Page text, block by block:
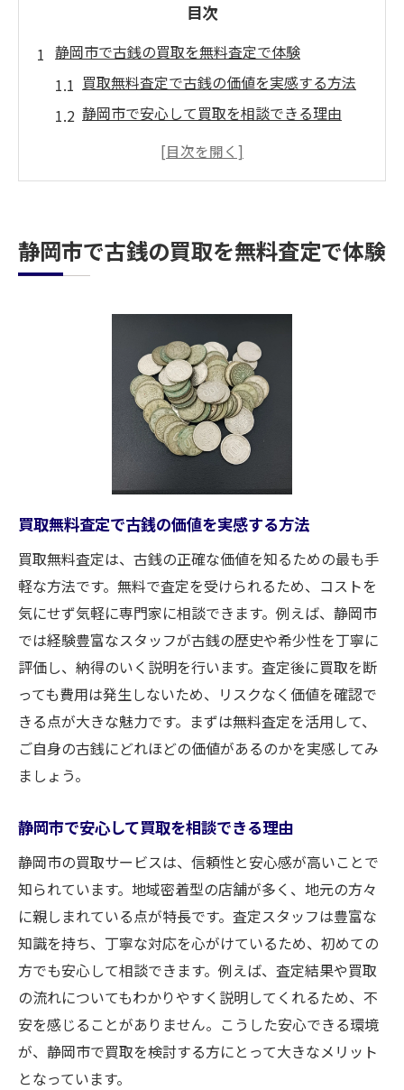
目次
静岡市で古銭の買取を無料査定で体験
買取無料査定で古銭の価値を実感する方法
静岡市で安心して買取を相談できる理由
初めての方も気軽な買取体験の流れ
古銭買取を成功させるコツと手順まとめ
古銭の価値が気になる方へ静岡市の買取活用法
静岡市で買取専門家に無料査定を依頼する
買取査定で分かる古銭の相場と評価基準
信頼できる買取店の選び方と活用法
査定無料なら古銭の買取も気軽に相談できる理
由
無料査定の買取でリスクなく相談できる仕
組み
古銭の買取が初めてでも安心できる理由
静岡市で人気の買取サービスの特徴とは
買取で納得できる査定に必要な準備
気軽に利用できる買取相談のメリット
ツ
大切な古銭を買取に出す前のポイント整理
買取査定時に伝えたい古銭の情報とは
静岡市で安心感のある買取サービスを選ぶ
秘訣
古銭の保存状態が買取査定に与える影響
買取で後悔しないための事前チェック項目
思い出の古銭を高く買取してもらう工夫
納得できる古銭買取を静岡市で実現する方法
静岡市で古銭の買取を無料査定で体験
買取無料査定で古銭の価値を実感する方法
買取無料査定は、古銭の正確な価値を知るための最も手
軽な方法です。無料で査定を受けられるため、コストを
気にせず気軽に専門家に相談できます。例えば、静岡市
では経験豊富なスタッフが古銭の歴史や希少性を丁寧に
評価し、納得のいく説明を行います。査定後に買取を断
っても費用は発生しないため、リスクなく価値を確認で
きる点が大きな魅力です。まずは無料査定を活用して、
ご自身の古銭にどれほどの価値があるのかを実感してみ
ましょう。
静岡市で安心して買取を相談できる理由
静岡市の買取サービスは、信頼性と安心感が高いことで
知られています。地域密着型の店舗が多く、地元の方々
に親しまれている点が特長です。査定スタッフは豊富な
知識を持ち、丁寧な対応を心がけているため、初めての
方でも安心して相談できます。例えば、査定結果や買取
の流れについてもわかりやすく説明してくれるため、不
安を感じることがありません。こうした安心できる環境
が、静岡市で買取を検討する方にとって大きなメリット
となっています。